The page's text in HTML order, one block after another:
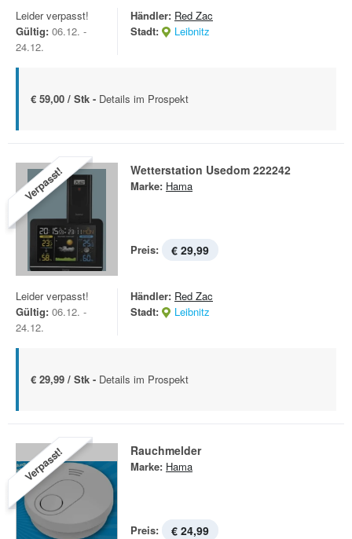
Leider verpasst!
Gültig: 06.12. -
24.12.
Händler: Red Zac
Stadt:
Leibnitz
€ 59,00 / Stk - Details im Prospekt
Verpasst! Wetterstation Usedom 222242
Marke: Hama
Preis: € 29,99
Leider verpasst!
Gültig: 06.12. -
24.12.
Händler: Red Zac
Stadt:
Leibnitz
€ 29,99 / Stk - Details im Prospekt
Verpasst! Rauchmelder
Marke: Hama
Preis: € 24,99